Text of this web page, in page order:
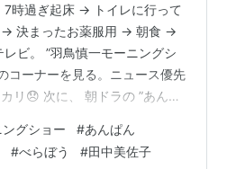
7時過ぎ起床 → トイレに行って
決まったお薬服用 → 朝食 →
ビ。 ”羽鳥慎一モーニングシ
コーナーを見る。ニュース優先
リ😞 次に、 朝ドラの ”あんぱ
開のテンポがノロい感じで退
の筋も読めてしまうので何と
グショー #あんぱん
#べらぼう #田中美佐子